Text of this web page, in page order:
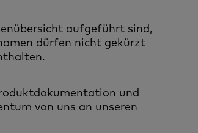
aufgeführt sind,
dürfen nicht gekürzt
und
von uns an unseren